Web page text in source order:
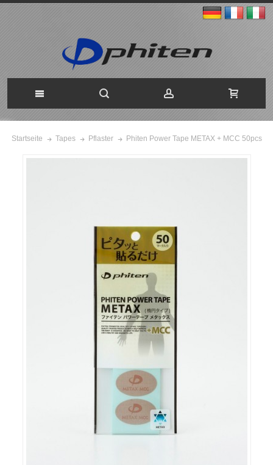
Startseite Tapes Pflaster Phiten Power Tape METAX + MCC 50pcs